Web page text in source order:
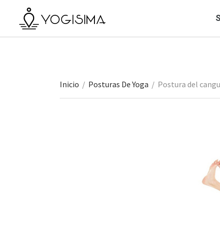
Inicio / Posturas De Yoga / Postura del